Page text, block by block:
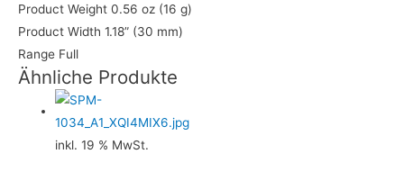
Product Weight 0.56 oz (16 g)
Product Width 1.18” (30 mm)
Range Full
Ähnliche Produkte
inkl. 19 % MwSt.